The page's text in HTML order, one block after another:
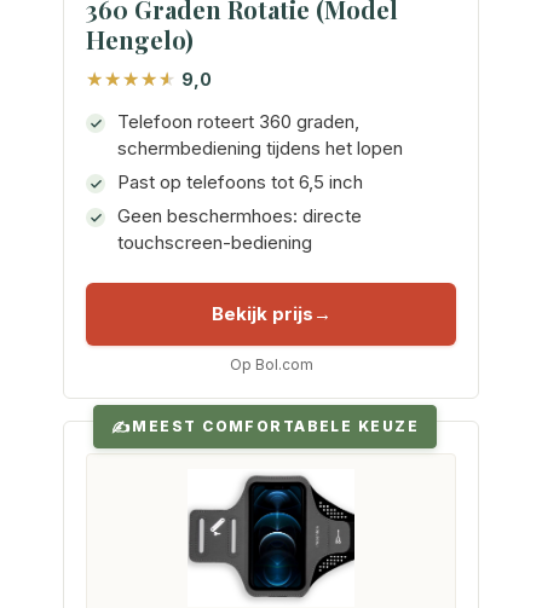
360 Graden Rotatie (Model
Hengelo)
9,0
Telefoon roteert 360 graden,
schermbediening tijdens het lopen
Past op telefoons tot 6,5 inch
Geen beschermhoes: directe
touchscreen-bediening
Bekijk prijs
Op Bol.com
MEEST COMFORTABELE KEUZE